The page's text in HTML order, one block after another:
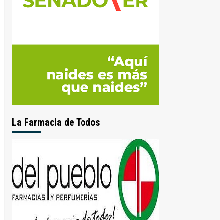
La Farmacia de Todos